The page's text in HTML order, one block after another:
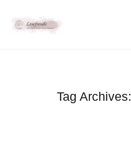
Tag Archives: